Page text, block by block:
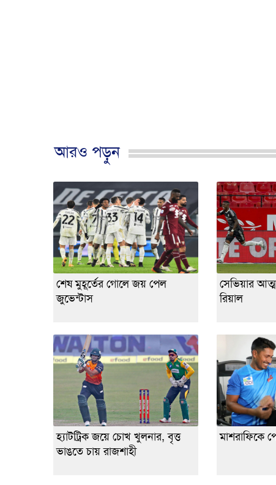
আরও পড়ুন
শেষ মুহূর্তের গোলে জয় পেল
জুভেন্টাস
সেভিয়ার
রিয়াল
হ্যাটট্রিক জয়ে চোখ খুলনার, বৃত্ত
ভাঙতে চায় রাজশাহী
মাশরাফিকে